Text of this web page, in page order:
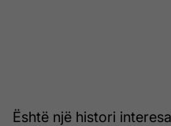
Është një histori